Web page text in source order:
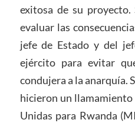
exitosa de su
evaluar las
jefe de Estado y del
ejército para evitar
condujera a la anarquía.
hicieron un
Unidas para Rwanda